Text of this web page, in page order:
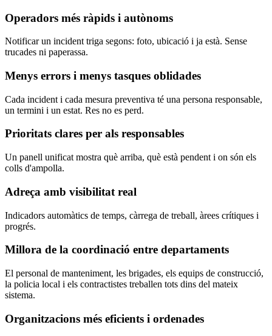
Operadors més ràpids i autònoms
Notificar un incident triga segons: foto, ubicació i ja està. Sense
trucades ni paperassa.
Menys errors i menys tasques oblidades
Cada incident i cada mesura preventiva té una persona responsable,
un termini i un estat. Res no es perd.
Prioritats clares per als responsables
Un panell unificat mostra què arriba, què està pendent i on són els
colls d'ampolla.
Adreça amb visibilitat real
Indicadors automàtics de temps, càrrega de treball, àrees crítiques i
progrés.
Millora de la coordinació entre departaments
El personal de manteniment, les brigades, els equips de construcció,
la policia local i els contractistes treballen tots dins del mateix
sistema.
Organitzacions més eficients i ordenades